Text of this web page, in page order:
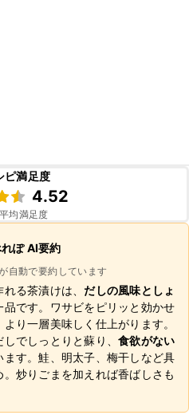
ピ満足度
4.52
均満足度
ぽ AI要約
自動で要約しています
る茶漬けは、 だしの風味としょ
品です。ワサビをピリッと効かせ
り一層美味しく仕上がります。
でしっとりと蘇り、 食欲がない
ます。鮭、明太子、梅干しなど具
炒りごまを加えれば香ばしさも